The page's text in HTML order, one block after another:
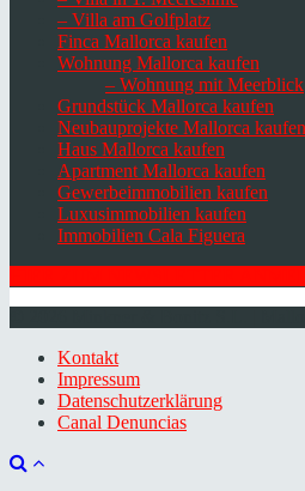
– Villa am Golfplatz
Finca Mallorca kaufen
Wohnung Mallorca kaufen
– Wohnung mit Meerblick
Grundstück Mallorca kaufen
Neubauprojekte Mallorca kaufen
Haus Mallorca kaufen
Apartment Mallorca kaufen
Gewerbeimmobilien kaufen
Luxusimmobilien kaufen
Immobilien Cala Figuera
Kontakt
Impressum
Datenschutzerklärung
Canal Denuncias